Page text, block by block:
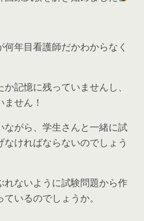
年目看護師だかわからなく
記憶に残っていませんし、
せん！
がら、学生さんと一緒に試
ければならないのでしょう
れないように試験問題から作
いるのでしょうか。